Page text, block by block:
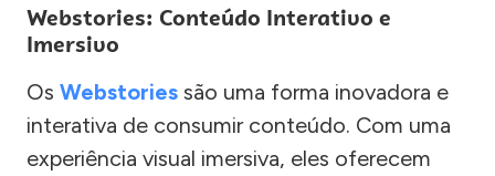
Webstories: Conteúdo Interativo e
Imersivo
Os Webstories são uma forma inovadora e
interativa de consumir conteúdo. Com uma
experiência visual imersiva, eles oferecem